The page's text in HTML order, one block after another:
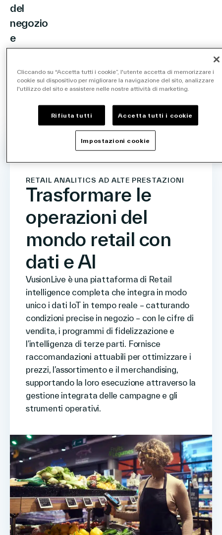
del
negozio
e
accelerano
la
crescita
RETAIL ANALITICS AD ALTE PRESTAZIONI
Trasformare le
operazioni del
mondo retail con
dati e AI
VusionLive è una piattaforma di Retail
intelligence completa che integra in modo
unico i dati IoT in tempo reale – catturando
condizioni precise in negozio – con le cifre di
vendita, i programmi di fidelizzazione e
l’intelligenza di terze parti. Fornisce
raccomandazioni attuabili per ottimizzare i
prezzi, l’assortimento e il merchandising,
supportando la loro esecuzione attraverso la
gestione integrata delle campagne e gli
strumenti operativi.
Cliccando su “Accetta tutti i cookie”, l'utente accetta di memorizzare i
cookie sul dispositivo per migliorare la navigazione del sito, analizzare
l'utilizzo del sito e assistere nelle nostre attività di marketing.
Rifiuta tutti Accetta tutti i cookie
Impostazioni cookie